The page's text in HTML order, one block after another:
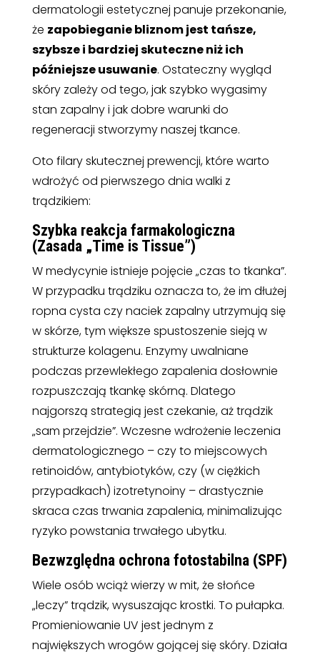
dermatologii estetycznej panuje przekonanie,
że zapobieganie bliznom jest tańsze,
szybsze i bardziej skuteczne niż ich
późniejsze usuwanie. Ostateczny wygląd
skóry zależy od tego, jak szybko wygasimy
stan zapalny i jak dobre warunki do
regeneracji stworzymy naszej tkance.
Oto filary skutecznej prewencji, które warto
wdrożyć od pierwszego dnia walki z
trądzikiem:
Szybka reakcja farmakologiczna
(Zasada „Time is Tissue”)
W medycynie istnieje pojęcie „czas to tkanka”.
W przypadku trądziku oznacza to, że im dłużej
ropna cysta czy naciek zapalny utrzymują się
w skórze, tym większe spustoszenie sieją w
strukturze kolagenu. Enzymy uwalniane
podczas przewlekłego zapalenia dosłownie
rozpuszczają tkankę skórną. Dlatego
najgorszą strategią jest czekanie, aż trądzik
„sam przejdzie”. Wczesne wdrożenie leczenia
dermatologicznego – czy to miejscowych
retinoidów, antybiotyków, czy (w ciężkich
przypadkach) izotretynoiny – drastycznie
skraca czas trwania zapalenia, minimalizując
ryzyko powstania trwałego ubytku.
Bezwzględna ochrona fotostabilna (SPF)
Wiele osób wciąż wierzy w mit, że słońce
„leczy” trądzik, wysuszając krostki. To pułapka.
Promieniowanie UV jest jednym z
największych wrogów gojącej się skóry. Działa